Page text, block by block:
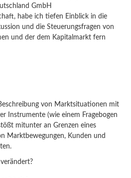
GmbH
habe ich tiefen Einblick in die
und die Steuerungsfragen von
und der dem Kapitalmarkt fern
von Marktsituationen mit
Instrumente (wie einem Fragebogen
mitunter an Grenzen eines
Marktbewegungen, Kunden und